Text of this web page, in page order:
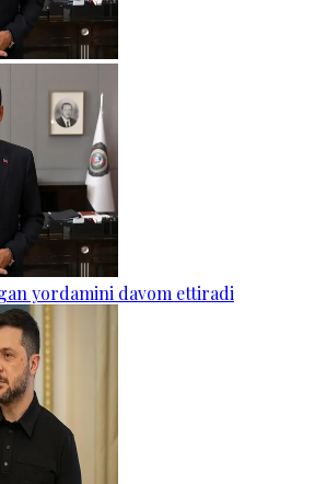
yordamini davom ettiradi